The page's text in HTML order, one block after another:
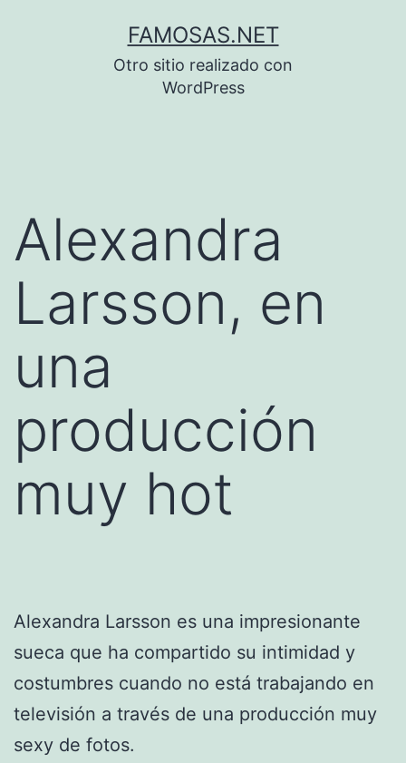
FAMOSAS.NET
Otro sitio realizado con
WordPress
Alexandra
Larsson, en
una
producción
muy hot
Alexandra Larsson es una impresionante
sueca que ha compartido su intimidad y
costumbres cuando no está trabajando en
televisión a través de una producción muy
sexy de fotos.